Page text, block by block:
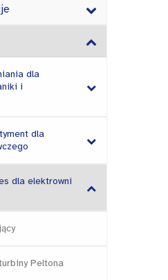
dla
i
dla
dla elektrowni
Peltona